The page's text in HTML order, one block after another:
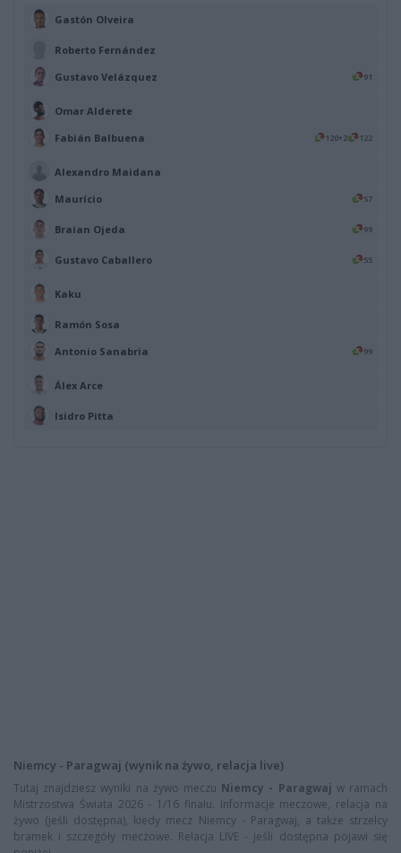
Gastón Olveira
Roberto Fernández
Gustavo Velázquez 91
Omar Alderete
Fabián Balbuena 120+2 122
Alexandro Maidana
Maurício 57
Braian Ojeda 99
Gustavo Caballero 55
Kaku
Ramón Sosa
Antonio Sanabria 99
Álex Arce
Isidro Pitta
Niemcy - Paragwaj (wynik na żywo, relacja live)
Tutaj znajdziesz wyniki na żywo meczu Niemcy - Paragwaj w ramach
Mistrzostwa Świata 2026 - 1/16 finału. Informacje meczowe, relacja na
żywo (jeśli dostępna), kiedy mecz Niemcy - Paragwaj, a także strzelcy
bramek i szczegóły meczowe. Relacja LIVE - jeśli dostępna pojawi się